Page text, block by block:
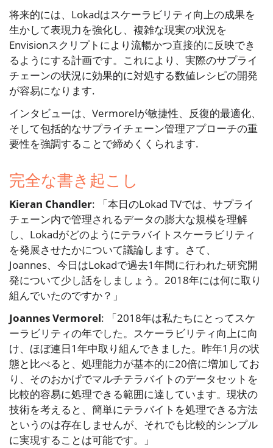
将来的には、Lokadはスケーラビリティ向上の成果を
生かして表現力を強化し、複雑な現実の状況を
Envisionスクリプトにより流暢かつ直接的に反映でき
るようにする計画です。これにより、実際のサプライ
チェーンの状況に効果的に対処する数値レシピの開発
が容易になります.
インタビューは、Vermorelが敏捷性、反復的最適化、
そして包括的なサプライチェーン管理アプローチの重
要性を強調することで締めくくられます.
完全な書き起こし
Kieran Chandler: 「本日のLokad TVでは、サプライ
チェーン内で管理されるデータの膨大な規模を理解
し、Lokadがどのようにテラバイトスケーラビリティ
を発展させたかについて議論します。さて、
Joannes、今日はLokadで過去1年間に行われた研究開
発について少し話をしましょう。2018年には何に取り
組んでいたのですか？」
Joannes Vermorel: 「2018年は私たちにとってスケ
ーラビリティの年でした。スケーラビリティ向上に向
け、ほぼ連日1年中取り組んできました。昨年1月の状
態と比べると、処理能力が基本的に20倍に増加してお
り、そのおかげでマルチテラバイトのデータセットを
比較的容易に処理できる範囲に達しています。現状の
技術を考えると、簡単にテラバイトを処理できる方法
というのは存在しませんが、それでも比較的シンプル
に実現することは可能です。」